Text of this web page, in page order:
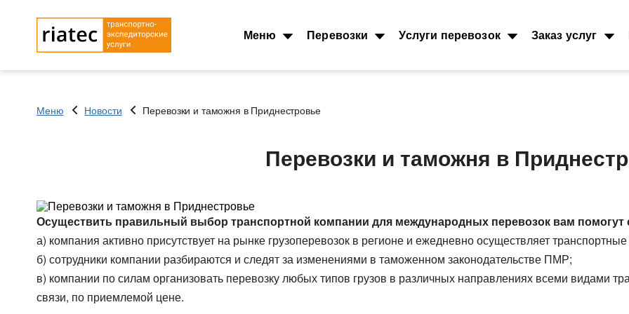
Меню Перевозки Услуги перевозок
Основные типы
Автопоезд c Прицепом 120
куб.
Автовоз, перевозки
Автомобилей
Для Негабаритных грузов
Типы перевозок
Автомобильные грузоперевозки
Перевозки сборных грузов
Контейнеровоз 20фут, 40фут
Для Опасного груза ADR
Для Сборного груза от 200кг
Грузовые авиа перевозки
Зерновозы, перевозка зерна
Перевозки и доставка
Стоимость морских перевозок
Перевозки морем по странам
Перевозим грузы по морю
Стоимость
вагонами
Заказ услуг
Меню Новости Перевозки и таможня в Приднестровье
Перевозки и таможня в
Осуществить правильный выбор транспортной компании для международных перевозок вам
а) компания активно присутствует на рынке грузоперевозок в регионе и ежедневно осуществляет
б) сотрудники компании разбираются и следят за изменениями в таможенном законодательстве ПМР;
в) компании по силам организовать перевозку любых типов грузов в различных направлениях всеми видами
связи, по приемлемой цене.